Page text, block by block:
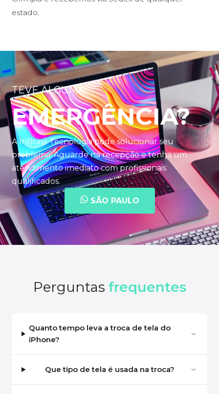
estado.
TEVE ALGUMA
EMERGÊNCIA?
A InBrasil Tecnologia pode solucionar seu
problema! Aguarde na recepção e tenha um
atendimento imediato com profissionais
qualificados.
SÃO PAULO
Perguntas frequentes
Quanto tempo leva a troca de tela do
iPhone?
Que tipo de tela é usada na troca?